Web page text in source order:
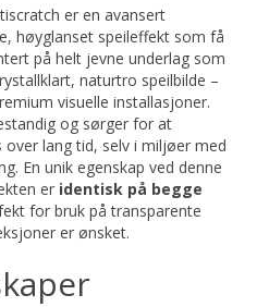
er en avansert
høyglanset speileffekt som få
på helt jevne underlag som
naturtro speilbilde –
visuelle installasjoner.
og sørger for at
lang tid, selv i miljøer med
En unik egenskap ved denne
er identisk på begge
for bruk på transparente
er ønsket.